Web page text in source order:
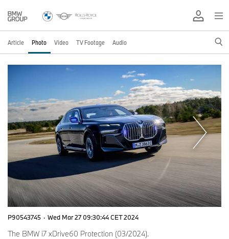
Article Photo Video TV Footage Audio
P90543745 · Wed Mar 27 09:30:44 CET 2024
The BMW i7 xDrive60 Protection (03/2024).